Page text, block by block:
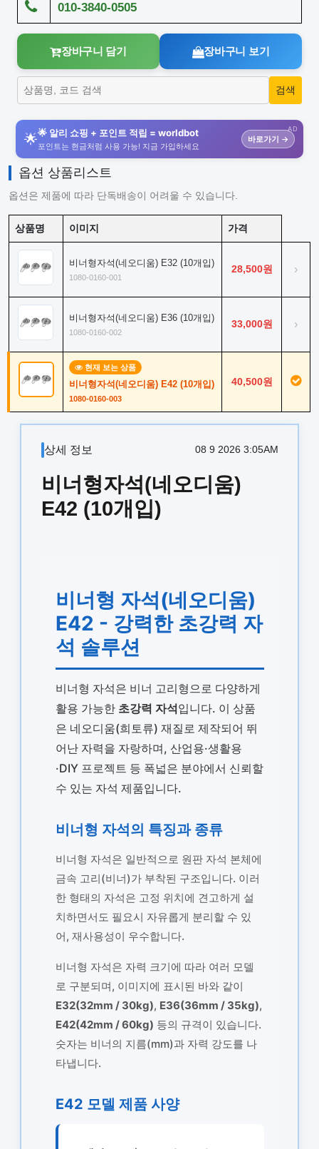
010-3840-0505
장바구니 담기 장바구니 보기
AD
🌟🌟 알리 쇼핑 + 포인트 적립 = worldbot
포인트는 현금처럼 사용 가능! 지금 가입하세요
바로가기 →
옵션 상품리스트
옵션은 제품에 따라 단독배송이 어려울 수 있습니다.
상품명 이미지 가격
비너형자석(네오디움) E32 (10개입)
1080-0160-001
28,500원 ›
비너형자석(네오디움) E36 (10개입)
1080-0160-002
33,000원 ›
현재 보는 상품
비너형자석(네오디움) E42 (10개입)
1080-0160-003
40,500원
상세 정보 08 9 2026 3:05AM
비너형자석(네오디움)
E42 (10개입)
비너형 자석(네오디움)
E42 - 강력한 초강력 자
석 솔루션
비너형 자석은 비너 고리형으로 다양하게
활용 가능한 초강력 자석입니다. 이 상품
은 네오디움(희토류) 재질로 제작되어 뛰
어난 자력을 자랑하며, 산업용·생활용
·DIY 프로젝트 등 폭넓은 분야에서 신뢰할
수 있는 자석 제품입니다.
비너형 자석의 특징과 종류
비너형 자석은 일반적으로 원판 자석 본체에
금속 고리(비너)가 부착된 구조입니다. 이러
한 형태의 자석은 고정 위치에 견고하게 설
치하면서도 필요시 자유롭게 분리할 수 있
어, 재사용성이 우수합니다.
비너형 자석은 자력 크기에 따라 여러 모델
로 구분되며, 이미지에 표시된 바와 같이
E32(32mm / 30kg), E36(36mm / 35kg),
E42(42mm / 60kg) 등의 규격이 있습니다.
숫자는 비너의 지름(mm)과 자력 강도를 나
타냅니다.
E42 모델 제품 사양